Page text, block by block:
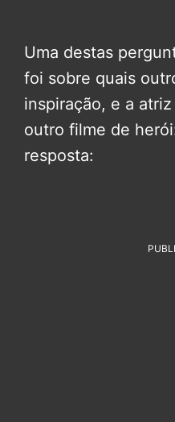
Uma destas
foi sobre quais
inspiração, e a
outro filme de
resposta: